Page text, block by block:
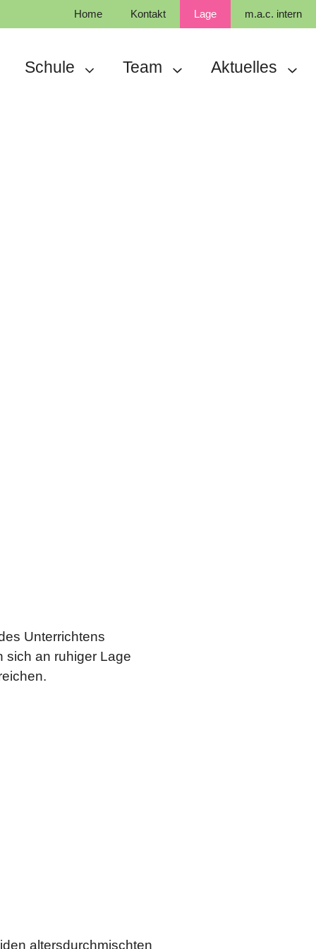
Home Kontakt Lage m.a.c. intern
Schule Team Aktuelles
Unterrichtens
sich an ruhiger Lage
altersdurchmischten